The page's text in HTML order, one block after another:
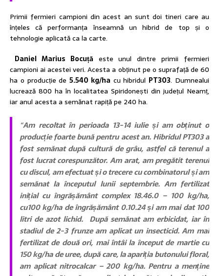
Primii fermieri campioni din acest an sunt doi tineri care au
înțeles că performanța înseamnă un hibrid de top și o
tehnologie aplicată ca la carte.
Daniel Marius Bocuță este unul dintre primii fermieri
campioni ai acestei veri. Acesta a obținut pe o suprafață de 60
ha o producție de5.540 kg/ha cu hibridul PT303. Dumnealui
lucrează 800 ha în localitatea Spiridonești din județul Neamț,
iar anul acesta a semănat rapiță pe 240 ha.
“Am recoltat în perioada 13-14 iulie și am obținut o
producție foarte bună pentru acest an. Hibridul PT303 a
fost semănat după cultură de grâu, astfel că terenul a
fost lucrat corespunzător. Am arat, am pregătit terenul
cu discul, am efectuat și o trecere cu combinatorul și am
semănat la începutul lunii septembrie. Am fertilizat
inițial cu îngrășământ complex 18.46.0 – 100 kg/ha,
cu100 kg/ha de îngrășământ 0.10.24 și am mai dat 100
litri de azot lichid. După semănat am erbicidat, iar în
stadiul de 2-3 frunze am aplicat un insecticid. Am mai
fertilizat de două ori, mai întâi la început de martie cu
150 kg/ha de uree, după care, la apariția butonului floral,
am aplicat nitrocalcar – 200 kg/ha. Pentru a menține